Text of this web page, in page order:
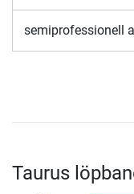
semiprofessionell
Taurus